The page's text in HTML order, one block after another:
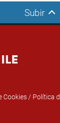
Subir
Cookies / Política